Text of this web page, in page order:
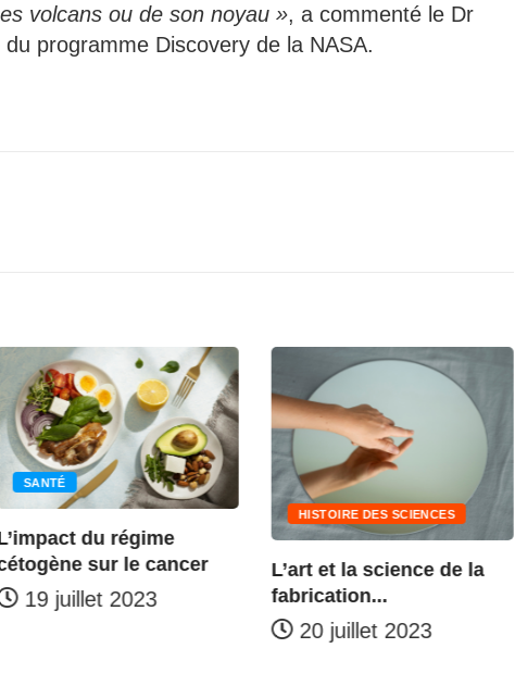
volcans ou de son noyau », a commenté le Dr
programme Discovery de la NASA.
SANTÉ
du régime
sur le cancer
19 juillet 2023
HISTOIRE DES SCIENCES
L’art et la science de la
fabrication...
20 juillet 2023